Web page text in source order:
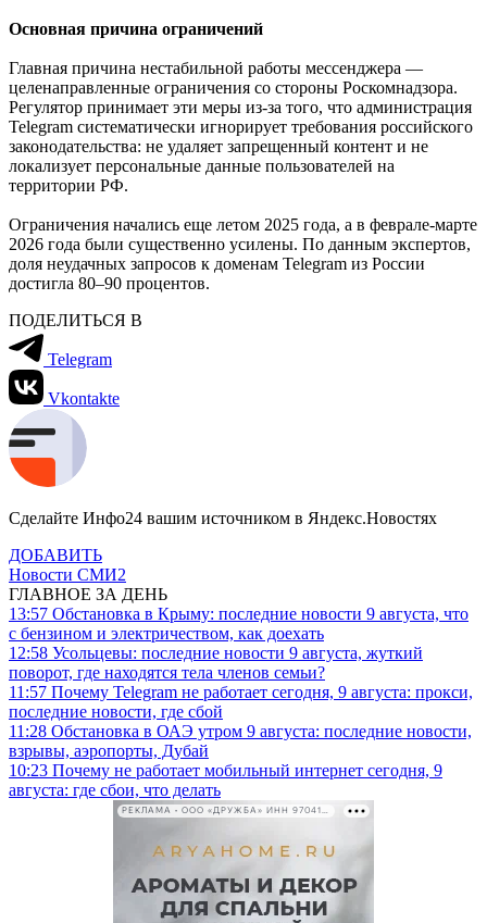
Основная причина ограничений
Главная причина нестабильной работы мессенджера —
целенаправленные ограничения со стороны Роскомнадзора.
Регулятор принимает эти меры из-за того, что администрация
Telegram систематически игнорирует требования российского
законодательства: не удаляет запрещенный контент и не
локализует персональные данные пользователей на
территории РФ.
Ограничения начались еще летом 2025 года, а в феврале-марте
2026 года были существенно усилены. По данным экспертов,
доля неудачных запросов к доменам Telegram из России
достигла 80–90 процентов.
ПОДЕЛИТЬСЯ В
Telegram
Vkontakte
Сделайте Инфо24 вашим источником в Яндекс.Новостях
ДОБАВИТЬ
Новости СМИ2
ГЛАВНОЕ ЗА ДЕНЬ
13:57 Обстановка в Крыму: последние новости 9 августа, что
с бензином и электричеством, как доехать
12:58 Усольцевы: последние новости 9 августа, жуткий
поворот, где находятся тела членов семьи?
11:57 Почему Telegram не работает сегодня, 9 августа: прокси,
последние новости, где сбой
11:28 Обстановка в ОАЭ утром 9 августа: последние новости,
взрывы, аэропорты, Дубай
10:23 Почему не работает мобильный интернет сегодня, 9
августа: где сбои, что делать
РЕКЛАМА • ООО «ДРУЖБА» ИНН 9704146411